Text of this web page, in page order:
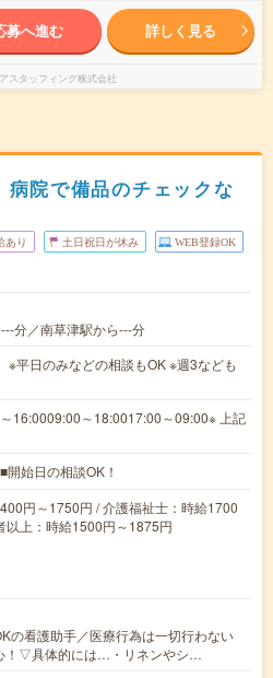
募へ進む 詳しく見る
スタッフィング株式会社
院で備品のチェックな
あり 土日祝日が休み WEB登録OK
分／南草津駅から---分
※平日のみなどの相談もOK ※週3なども
～16:0009:00～18:0017:00～09:00※ 上記
始日の相談OK！
円～1750円 / 介護福祉士：時給1700
以上：時給1500円～1875円
の看護助手／医療行為は一切行わない
！▽具体的には…・リネンやシ…